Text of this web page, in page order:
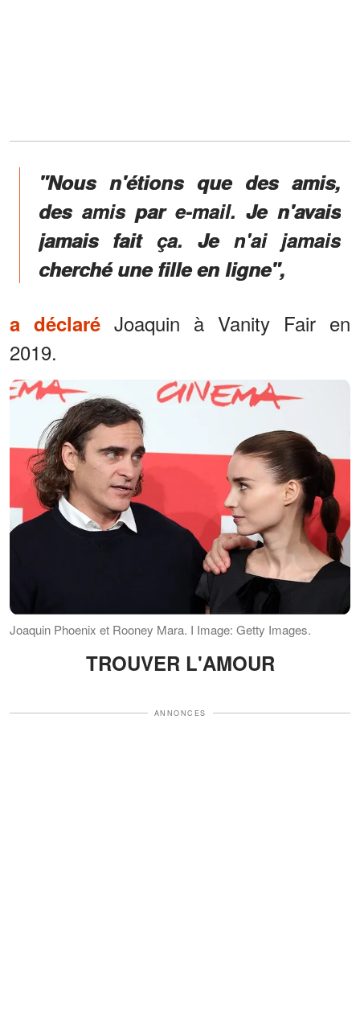
"Nous n'étions que des amis,
des amis par e-mail. Je n'avais
jamais fait ça. Je n'ai jamais
cherché une fille en ligne",
a déclaré Joaquin à Vanity Fair en
2019.
Joaquin Phoenix et Rooney Mara. I Image: Getty Images.
TROUVER L'AMOUR
ANNONCES